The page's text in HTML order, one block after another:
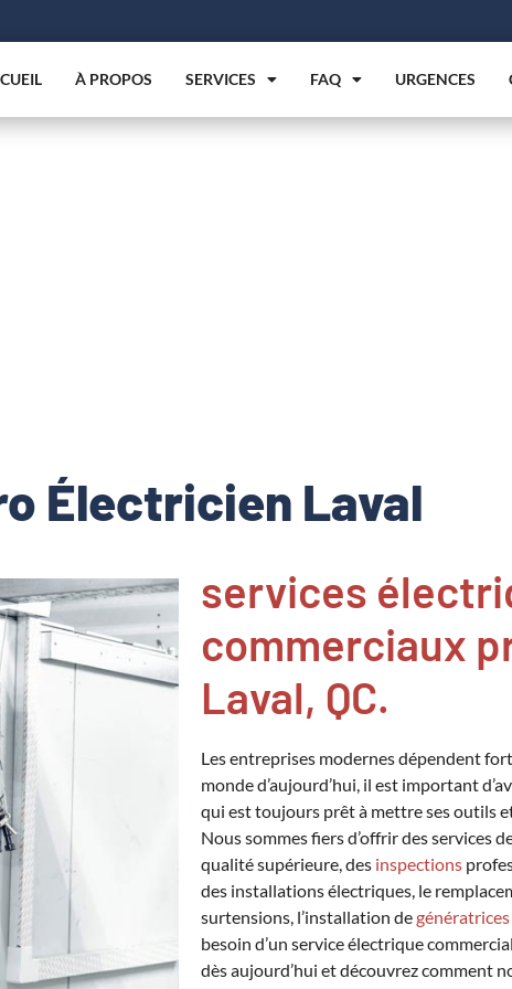
À PROPOS SERVICES FAQ URGENCES
Électricien Laval
services
commerciaux
Laval, QC.
Les entreprises modernes dépendent
monde d’aujourd’hui, il est important
qui est toujours prêt à mettre ses outils
Nous sommes fiers d’offrir des services
qualité supérieure, des inspections
des installations électriques, le
surtensions, l’installation de
besoin d’un service électrique
dès aujourd’hui et découvrez comment